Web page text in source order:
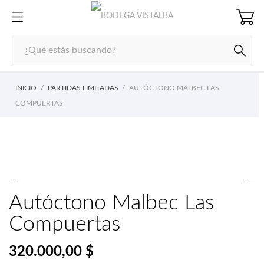
INICIO PARTIDAS LIMITADAS AUTÓCTONO MALBEC LAS
COMPUERTAS
 
Autóctono Malbec Las
Compuertas
320.000,00 $